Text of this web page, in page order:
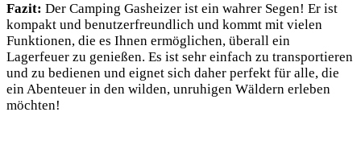
Fazit: Der Camping Gasheizer ist ein wahrer Segen! Er ist
kompakt und benutzerfreundlich und kommt mit vielen
Funktionen, die es Ihnen ermöglichen, überall ein
Lagerfeuer zu genießen. Es ist sehr einfach zu transportieren
und zu bedienen und eignet sich daher perfekt für alle, die
ein Abenteuer in den wilden, unruhigen Wäldern erleben
möchten!